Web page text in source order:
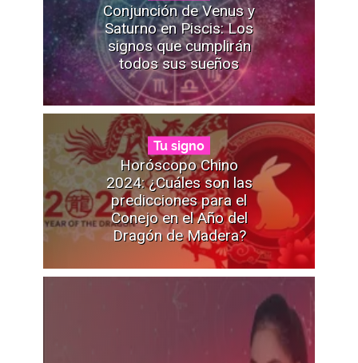
Conjunción de Venus y
Saturno en Piscis: Los
signos que cumplirán
todos sus sueños
Tu signo
Horóscopo Chino
2024: ¿Cuáles son las
predicciones para el
Conejo en el Año del
Dragón de Madera?